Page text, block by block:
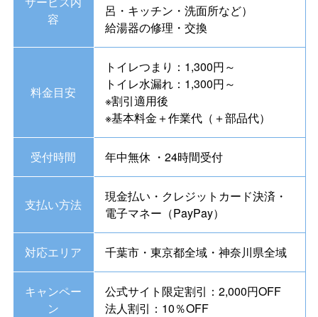
容
呂・キッチン・洗面所など）
給湯器の修理・交換
料金目安
トイレつまり：1,300円～
トイレ水漏れ：1,300円～
※割引適用後
※基本料金＋作業代（＋部品代）
受付時間 年中無休 ・24時間受付
支払い方法
現金払い・クレジットカード決済・
電子マネー（PayPay）
対応エリア 千葉市・東京都全域・神奈川県全域
キャンペー
ン
公式サイト限定割引：2,000円OFF
法人割引：10％OFF